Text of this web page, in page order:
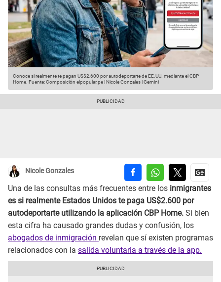
Conoce si realmente te pagan US$2,600 por autodeportarte de EE.UU. mediante el CBP
Home. Fuente: Composición elpopular.pe | Nicole Gonzales | Gemini
Nicole Gonzales
Una de las consultas más frecuentes entre los inmigrantes
es si realmente Estados Unidos te paga US$2.600 por
autodeportarte utilizando la aplicación CBP Home. Si bien
esta cifra ha causado grandes dudas y confusión, los
abogados de inmigración revelan que sí existen programas
relacionados con la salida voluntaria a través de la app.